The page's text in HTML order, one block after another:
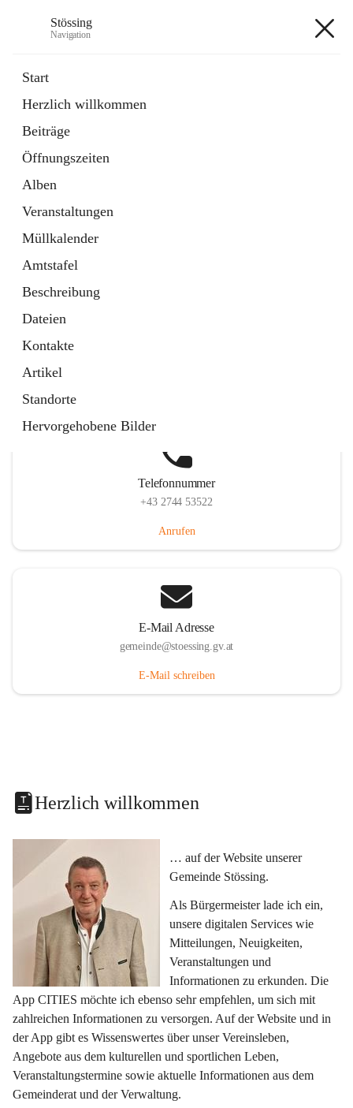
Stössing
Navigation
Start
Herzlich willkommen
Beiträge
Öffnungszeiten
Alben
Veranstaltungen
Müllkalender
Amtstafel
Beschreibung
Dateien
Kontakte
Artikel
Standorte
Hervorgehobene Bilder
Datei
in
Tab
Kindergarten
öffnet
in
neuem
Tab
Telefonnummer
+43 2744 53522
Anrufen
E-Mail Adresse
gemeinde@stoessing.gv.at
E-Mail schreiben
Herzlich willkommen
… auf der Website unserer
Gemeinde Stössing.
Als Bürgermeister lade ich ein,
unsere digitalen Services wie
Mitteilungen, Neuigkeiten,
Veranstaltungen und
Informationen zu erkunden. Die
App CITIES möchte ich ebenso sehr empfehlen, um sich mit
zahlreichen Informationen zu versorgen. Auf der Website und in
der App gibt es Wissenswertes über unser Vereinsleben,
Angebote aus dem kulturellen und sportlichen Leben,
Veranstaltungstermine sowie aktuelle Informationen aus dem
Gemeinderat und der Verwaltung.